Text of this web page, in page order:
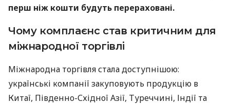
перш ніж кошти будуть перераховані.
Чому комплаєнс став критичним для
міжнародної торгівлі
Міжнародна торгівля стала доступнішою:
українські компанії закуповують продукцію в
Китаї, Південно-Східної Азії, Туреччині, Індії та